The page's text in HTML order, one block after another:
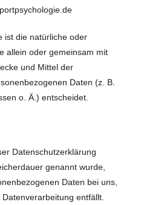
ist die natürliche oder
allein oder gemeinsam mit
und Mittel der
Daten (z. B.
o. Ä.) entscheidet.
Datenschutzerklärung
genannt wurde,
Daten bei uns,
entfällt.